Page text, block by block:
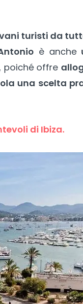
turisti da
è anche
poiché offre
una scelta
di Ibiza.